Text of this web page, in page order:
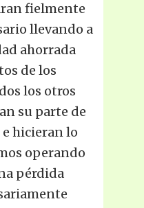
fielmente
llevando a
ahorrada
de los
los otros
su parte de
hicieran lo
operando
pérdida